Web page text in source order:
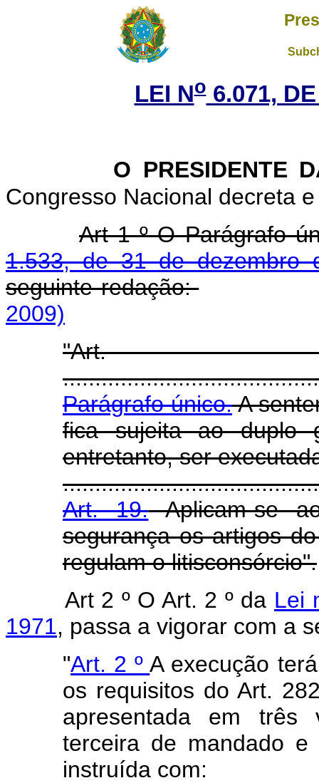
LEI No6.071,
O PRESIDENTE
Congresso Nacional decreta
Art 1 º O Parágrafo
1.533, de 31 de dezembro
seguinte redação:
2009)
Parágrafo único.A
fica sujeita ao duplo
entretanto, ser
Art. 19.Aplicam-se
segurança os artigos
regulam o litisconsórcio".
Art 2 º O Art. 2 º da Lei
1971, passa a vigorar com a
"Art. 2 ºA execução
os requisitos do Art.
apresentada em
terceira de mandado
instruída com: